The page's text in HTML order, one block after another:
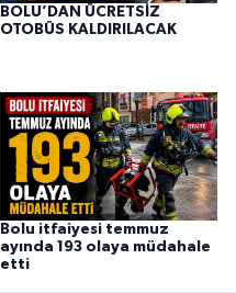
BOLU’DAN ÜCRETSİZ
OTOBÜS KALDIRILACAK
Bolu itfaiyesi temmuz
ayında 193 olaya müdahale
etti